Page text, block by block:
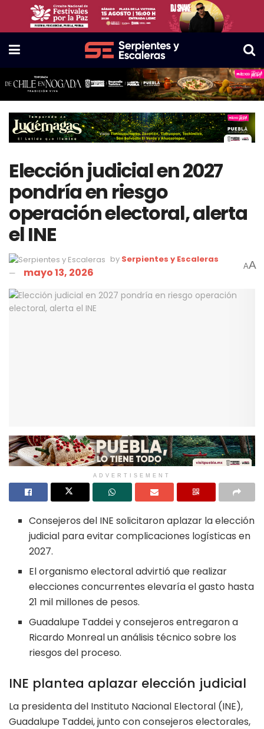
Elección judicial en 2027
pondría en riesgo
operación electoral, alerta
el INE
by Serpientes y Escaleras
mayo 13, 2026 AA
ADVERTISEMENT
Consejeros del INE solicitaron aplazar la elección
judicial para evitar complicaciones logísticas en
2027.
El organismo electoral advirtió que realizar
elecciones concurrentes elevaría el gasto hasta
21 mil millones de pesos.
Guadalupe Taddei y consejeros entregaron a
Ricardo Monreal un análisis técnico sobre los
riesgos del proceso.
INE plantea aplazar elección judicial
La presidenta del Instituto Nacional Electoral (INE),
Guadalupe Taddei, junto con consejeros electorales,